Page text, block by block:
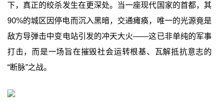
下，真正的绞杀发生在更深处。当一座现代国家的首都，其
90%的城区因停电而沉入黑暗，交通瘫痪，唯一的光源竟是
敌方导弹击中变电站引发的冲天大火——这已非单纯的军事
打击，而是一场旨在摧毁社会运转根基、瓦解抵抗意志的
“断脉”之战。